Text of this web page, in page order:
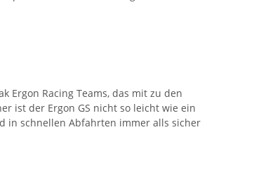
Ergon Racing Teams, das mit zu den
ist der Ergon GS nicht so leicht wie ein
in schnellen Abfahrten immer alls sicher